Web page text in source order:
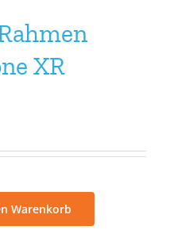
XR
Warenkorb